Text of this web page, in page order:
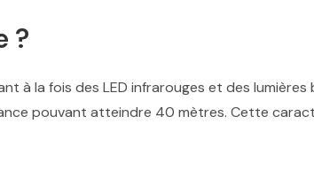
?
à la fois des LED infrarouges et des lumières
pouvant atteindre 40 mètres. Cette